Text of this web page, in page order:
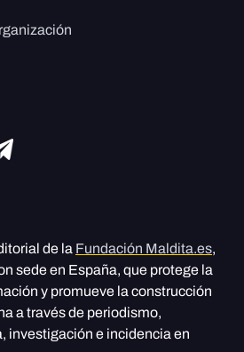
de la Fundación Maldita.es,
sede en España, que protege la
y promueve la construcción
a través de periodismo,
investigación e incidencia en